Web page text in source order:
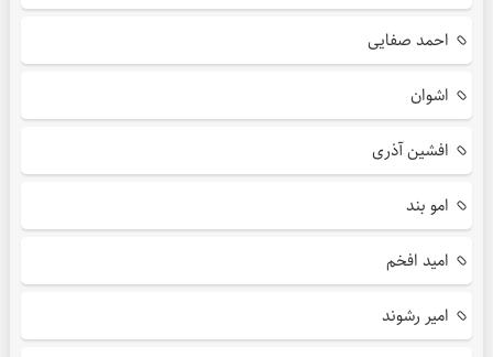
احمد صفایی
اشوان
افشین آذری
امو بند
امید افخم
امیر رشوند